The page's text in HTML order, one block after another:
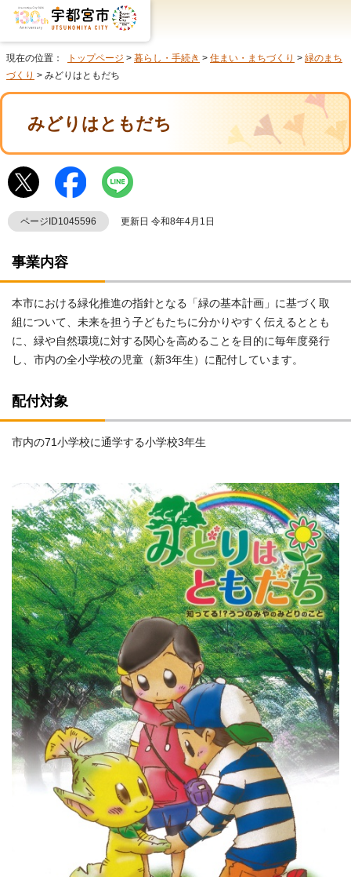
現在の位置： トップページ > 暮らし・手続き > 住まい・まちづくり > 緑のまち
づくり > みどりはともだち
みどりはともだち
ページID1045596 更新日 令和8年4月1日
事業内容
本市における緑化推進の指針となる「緑の基本計画」に基づく取
組について、未来を担う子どもたちに分かりやすく伝えるととも
に、緑や自然環境に対する関心を高めることを目的に毎年度発行
し、市内の全小学校の児童（新3年生）に配付しています。
配付対象
市内の71小学校に通学する小学校3年生